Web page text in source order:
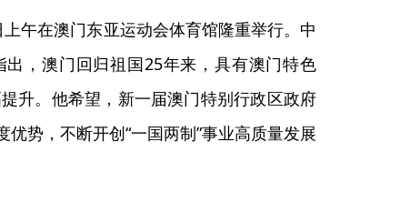
午在澳门东亚运动会体育馆隆重举行。中
，澳门回归祖国25年来，具有澳门特色
升。他希望，新一届澳门特别行政区政府
势，不断开创“一国两制”事业高质量发展